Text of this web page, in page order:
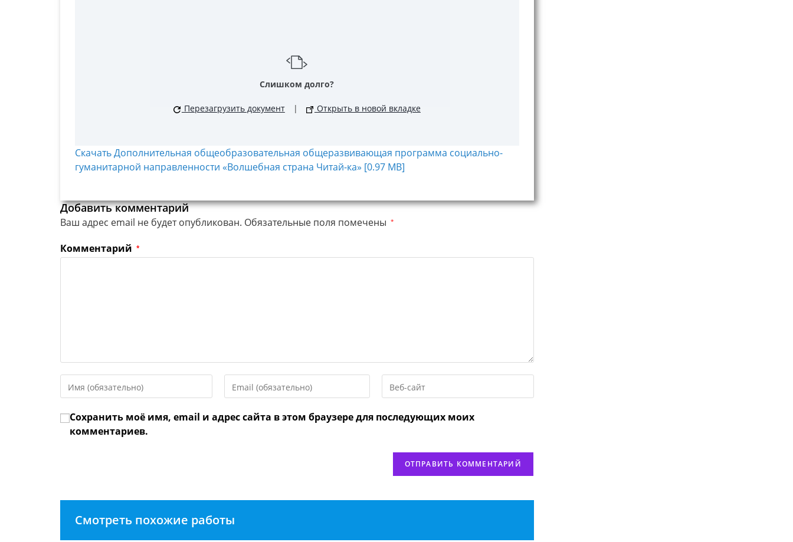
Слишком долго?
Перезагрузить документ | Открыть в новой вкладке
Скачать Дополнительная общеобразовательная общеразвивающая программа социально-
гуманитарной направленности «Волшебная страна Читай-ка» [0.97 MB]
Добавить комментарий
Ваш адрес email не будет опубликован. Обязательные поля помечены *
Комментарий *
свое
или
имя
свой
адрес,
URL
веб-
Сохранить моё имя, email и адрес сайта в этом браузере для последующих моих
комментариев.
Смотреть похожие работы